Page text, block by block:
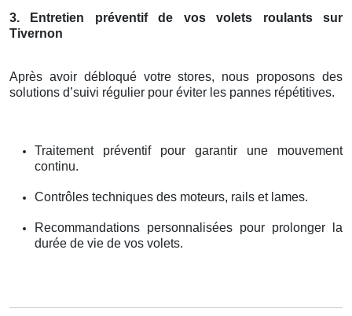
3. Entretien préventif de vos volets roulants sur
Tivernon
Après avoir débloqué votre stores, nous proposons des
solutions d’suivi régulier pour éviter les pannes répétitives.
Traitement préventif pour garantir une mouvement
continu.
Contrôles techniques des moteurs, rails et lames.
Recommandations personnalisées pour prolonger la
durée de vie de vos volets.